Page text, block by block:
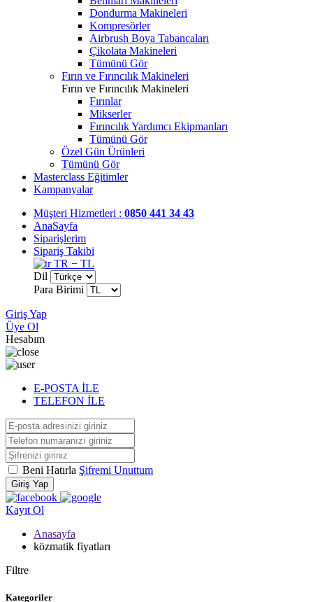
Dondurma Makineleri
Kompresörler
Airbrush Boya Tabancaları
Çikolata Makineleri
Tümünü Gör
Fırın ve Fırıncılık Makineleri
Fırın ve Fırıncılık Makineleri
Fırınlar
Mikserler
Fırıncılık Yardımcı Ekipmanları
Tümünü Gör
Özel Gün Ürünleri
Tümünü Gör
Masterclass Eğitimler
Kampanyalar
Müşteri Hizmetleri : 0850 441 34 43
AnaSayfa
Siparişlerim
Sipariş Takibi
TR − TL
Dil
Para Birimi
Giriş Yap
Üye Ol
Hesabım
E-POSTA İLE
TELEFON İLE
Beni Hatırla Şifremi Unuttum
Giriş Yap
Kayıt Ol
Anasayfa
közmatik fiyatları
Filtre
Kategoriler